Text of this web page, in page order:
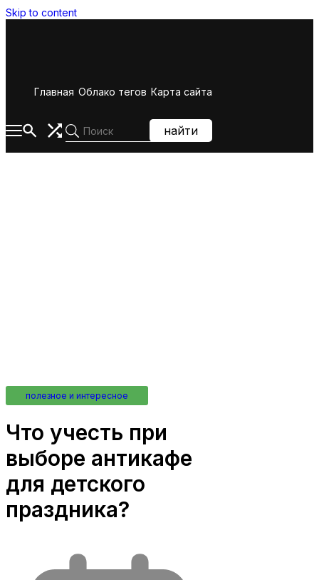
Skip to content
Главная Облако тегов Карта сайта
найти
полезное и интересное
Что учесть при
выборе антикафе
для детского
праздника?